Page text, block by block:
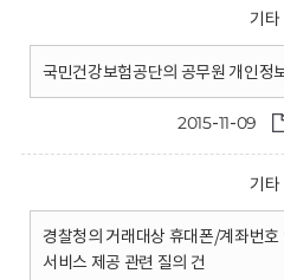
기타
국민건강보험공단의 공무원 개인정
2015-11-09
기타
경찰청의 거래대상 휴대폰/계좌번
서비스 제공 관련 질의 건